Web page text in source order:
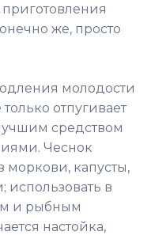
же, просто
молодости
отпугивает
средством
Чеснок
моркови, капусты,
использовать в
и рыбным
настойка,